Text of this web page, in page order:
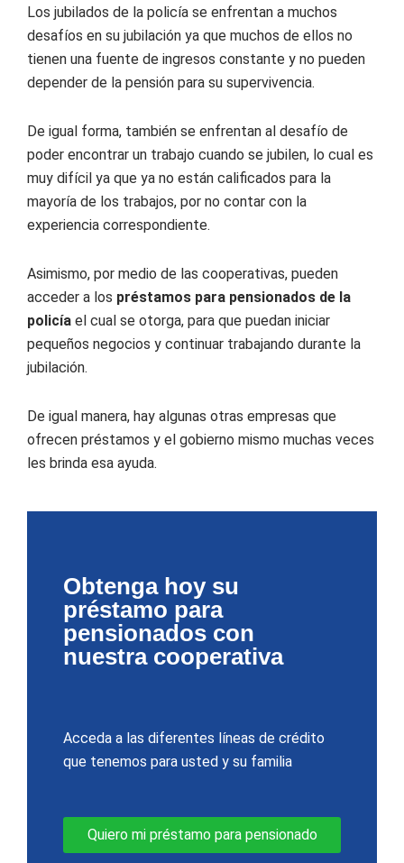
Los jubilados de la policía se enfrentan a muchos
desafíos en su jubilación ya que muchos de ellos no
tienen una fuente de ingresos constante y no pueden
depender de la pensión para su supervivencia.
De igual forma, también se enfrentan al desafío de
poder encontrar un trabajo cuando se jubilen, lo cual es
muy difícil ya que ya no están calificados para la
mayoría de los trabajos, por no contar con la
experiencia correspondiente.
Asimismo, por medio de las cooperativas, pueden
acceder a los préstamos para pensionados de la
policía el cual se otorga, para que puedan iniciar
pequeños negocios y continuar trabajando durante la
jubilación.
De igual manera, hay algunas otras empresas que
ofrecen préstamos y el gobierno mismo muchas veces
les brinda esa ayuda.
Obtenga hoy su
préstamo para
pensionados con
nuestra cooperativa
Acceda a las diferentes líneas de crédito
que tenemos para usted y su familia
Quiero mi préstamo para pensionado